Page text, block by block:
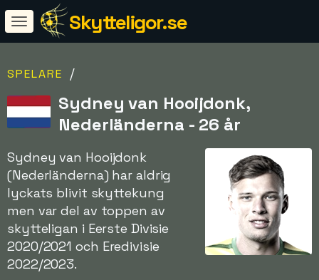
Skytteligor.se
SPELARE /
Sydney van Hooijdonk,
Nederländerna - 26 år
Sydney van Hooijdonk
(Nederländerna) har aldrig
lyckats blivit skyttekung
men var del av toppen av
skytteligan i Eerste Divisie
2020/2021 och Eredivisie
2022/2023.